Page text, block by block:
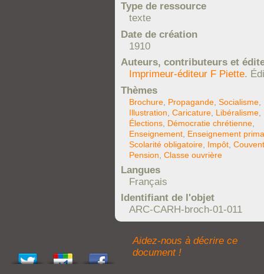
Type de ressource
texte
Date de création
1910
Auteurs, contributeurs et
Imprimeur-éditeur F Piette.
Thèmes
Brochure Propagande Socialisme
Illustration Caricature Libéralisme
Élections Démocratie chrétienne
Enseignement Enseignement
Scolarité obligatoire Impôt Couvent
Pension Classe ouvrière
Langues
Français
Identifiant de l'objet
ARC-CARH-broch-01-011
Aidez-nous à décrire ce
document !